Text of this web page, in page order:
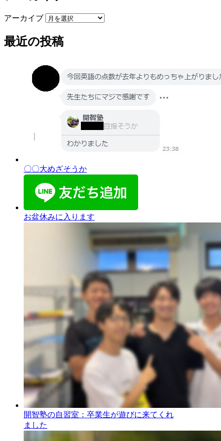
アーカイブ
最近の投稿
〇〇大めざそうか
お盆休みに入ります
開智塾の自習室：卒業生が遊びに来てくれ
ました